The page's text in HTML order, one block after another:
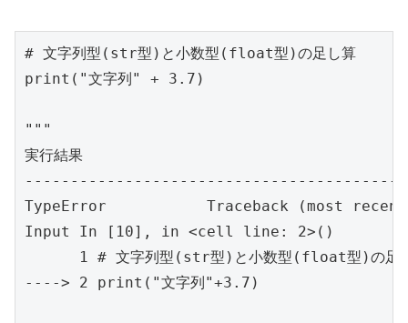
# 文字列型(str型)と小数型(float型)の足し算
print("文字列" + 3.7)
"""
実行結果
-----------------------------------------
TypeError           Traceback (most
Input In [10], in <cell line: 2>()
1 # 文字列型(str型)と小数型(float型)の足
----> 2 print("文字列"+3.7)